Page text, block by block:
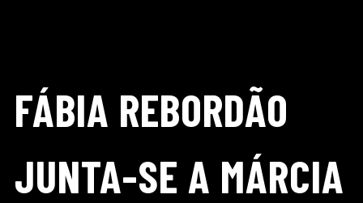
FÁBIA REBORDÃO
JUNTA-SE A MÁRCIA